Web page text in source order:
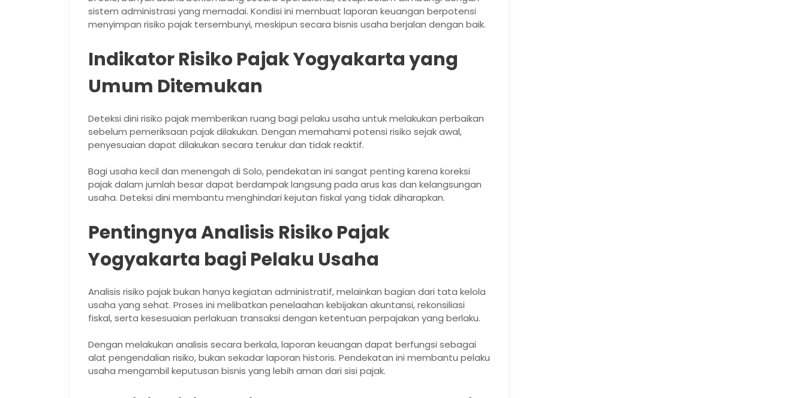
sistem administrasi yang memadai. Kondisi ini membuat laporan keuangan berpotensi
menyimpan risiko pajak tersembunyi, meskipun secara bisnis usaha berjalan dengan baik.
Indikator Risiko Pajak Yogyakarta yang
Umum Ditemukan
Deteksi dini risiko pajak memberikan ruang bagi pelaku usaha untuk melakukan perbaikan
sebelum pemeriksaan pajak dilakukan. Dengan memahami potensi risiko sejak awal,
penyesuaian dapat dilakukan secara terukur dan tidak reaktif.
Bagi usaha kecil dan menengah di Solo, pendekatan ini sangat penting karena koreksi
pajak dalam jumlah besar dapat berdampak langsung pada arus kas dan kelangsungan
usaha. Deteksi dini membantu menghindari kejutan fiskal yang tidak diharapkan.
Pentingnya Analisis Risiko Pajak
Yogyakarta bagi Pelaku Usaha
Analisis risiko pajak bukan hanya kegiatan administratif, melainkan bagian dari tata kelola
usaha yang sehat. Proses ini melibatkan penelaahan kebijakan akuntansi, rekonsiliasi
fiskal, serta kesesuaian perlakuan transaksi dengan ketentuan perpajakan yang berlaku.
Dengan melakukan analisis secara berkala, laporan keuangan dapat berfungsi sebagai
alat pengendalian risiko, bukan sekadar laporan historis. Pendekatan ini membantu pelaku
usaha mengambil keputusan bisnis yang lebih aman dari sisi pajak.